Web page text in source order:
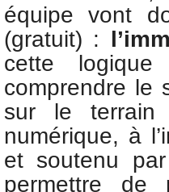
équipe vont
(gratuit) :
cette
comprendre le
sur le
numérique, à
et soutenu
permettre de